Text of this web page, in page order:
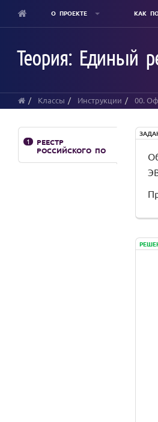
content
О ПРОЕКТЕ КАК
Теория: Единый
Классы Инструкции 00.
1
РЕЕСТР
РОССИЙСКОГО ПО